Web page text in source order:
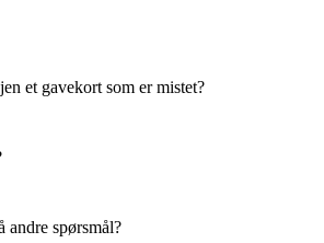
et gavekort som er mistet?
andre spørsmål?